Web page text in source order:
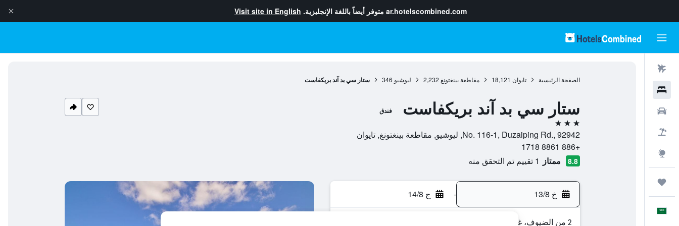
ar.hotelscombined.com متوفر أيضاً باللغة الإنجليزية. Visit site in English
الصفحة الرئيسية تايوان 18,121 مقاطعة بينغتونغ 2,232 ليوشيو 346 ستار سي بد آند بريكفاست
ستار سي بد آند بريكفاست فندق
3 نجوم
No. 116-1, Duzaiping Rd., 92942, ليوشيو, مقاطعة بينغتونغ, تايوان
+886 8861 1718
8.8 ممتاز 1 تقييم تم التحقق منه
خ 13/8 - ج 14/8
2 من الضيوف، غرفة واحدة